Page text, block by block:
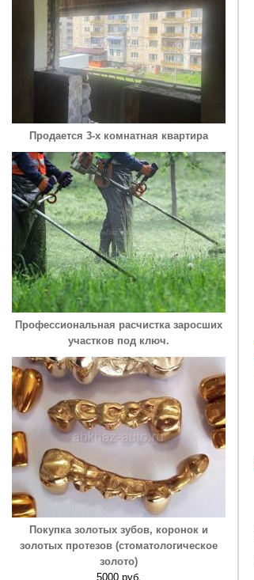
Продается 3-х комнатная квартира
Профессиональная расчистка заросших
участков под ключ.
Покупка золотых зубов, коронок и
золотых протезов (стоматологическое
золото)
5000 руб.